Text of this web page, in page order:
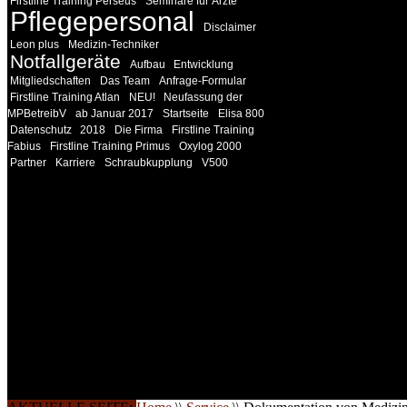
Pflegepersonal
Disclaimer
Leon plus
Medizin-Techniker
Notfallgeräte Aufbau
Entwicklung
Mitgliedschaften
Das Team
Anfrage-Formular
Firstline Training Atlan
NEU!
Neufassung der
MPBetreibV
ab Januar 2017 Startseite
Elisa 800
Datenschutz
2018 Die Firma
Firstline Training
Fabius
Firstline Training Primus
Oxylog 2000
Partner
Karriere Schraubkupplung V500